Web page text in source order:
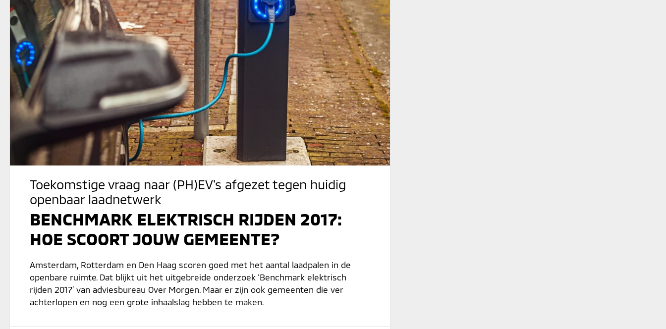
Toekomstige vraag naar (PH)EV's afgezet tegen huidig
openbaar laadnetwerk
BENCHMARK ELEKTRISCH RIJDEN 2017:
HOE SCOORT JOUW GEMEENTE?
Amsterdam, Rotterdam en Den Haag scoren goed met het aantal laadpalen in de
openbare ruimte. Dat blijkt uit het uitgebreide onderzoek ‘Benchmark elektrisch
rijden 2017’ van adviesbureau Over Morgen. Maar er zijn ook gemeenten die ver
achterlopen en nog een grote inhaalslag hebben te maken.